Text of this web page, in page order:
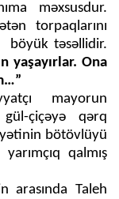
məxsusdur.
torpaqlarını
böyük təsəllidir.
yaşayırlar. Ona
mayorun
gül-çiçəyə qərq
bötövlüyü
qalmış
arasında Taleh